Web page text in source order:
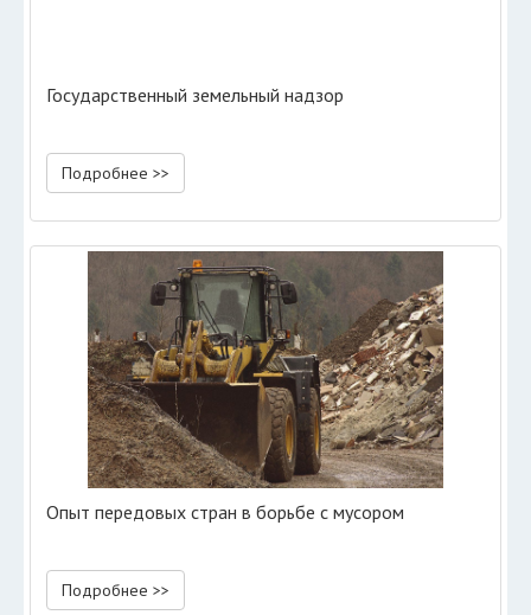
Государственный земельный надзор
Подробнее >>
Опыт передовых стран в борьбе с мусором
Подробнее >>